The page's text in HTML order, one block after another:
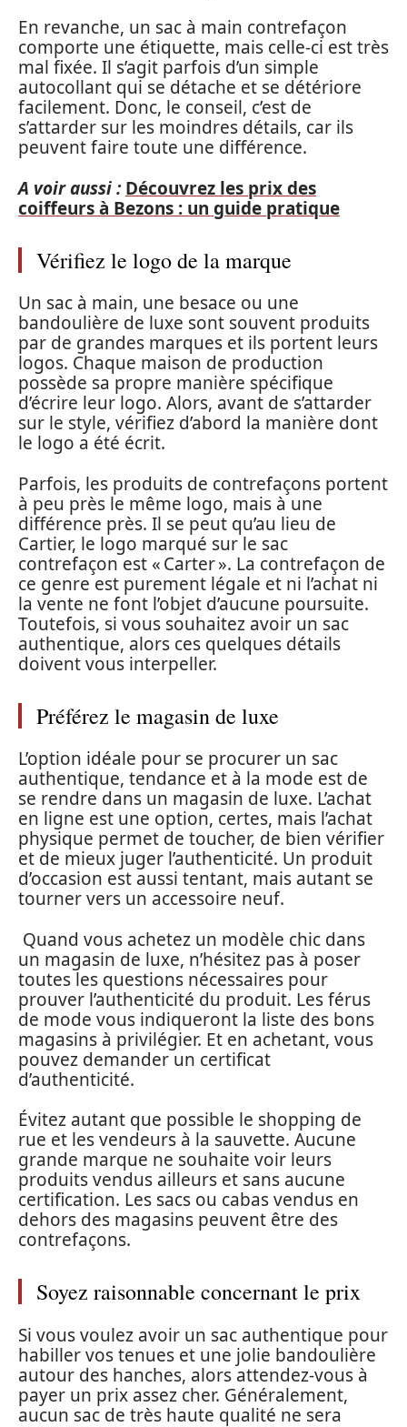
En revanche, un sac à main contrefaçon
comporte une étiquette, mais celle-ci est très
mal fixée. Il s’agit parfois d’un simple
autocollant qui se détache et se détériore
facilement. Donc, le conseil, c’est de
s’attarder sur les moindres détails, car ils
peuvent faire toute une différence.
A voir aussi : Découvrez les prix des
coiffeurs à Bezons : un guide pratique
Vérifiez le logo de la marque
Un sac à main, une besace ou une
bandoulière de luxe sont souvent produits
par de grandes marques et ils portent leurs
logos. Chaque maison de production
possède sa propre manière spécifique
d’écrire leur logo. Alors, avant de s’attarder
sur le style, vérifiez d’abord la manière dont
le logo a été écrit.
Parfois, les produits de contrefaçons portent
à peu près le même logo, mais à une
différence près. Il se peut qu’au lieu de
Cartier, le logo marqué sur le sac
contrefaçon est « Carter ». La contrefaçon de
ce genre est purement légale et ni l’achat ni
la vente ne font l’objet d’aucune poursuite.
Toutefois, si vous souhaitez avoir un sac
authentique, alors ces quelques détails
doivent vous interpeller.
Préférez le magasin de luxe
L’option idéale pour se procurer un sac
authentique, tendance et à la mode est de
se rendre dans un magasin de luxe. L’achat
en ligne est une option, certes, mais l’achat
physique permet de toucher, de bien vérifier
et de mieux juger l’authenticité. Un produit
d’occasion est aussi tentant, mais autant se
tourner vers un accessoire neuf.
Quand vous achetez un modèle chic dans
un magasin de luxe, n’hésitez pas à poser
toutes les questions nécessaires pour
prouver l’authenticité du produit. Les férus
de mode vous indiqueront la liste des bons
magasins à privilégier. Et en achetant, vous
pouvez demander un certificat
d’authenticité.
Évitez autant que possible le shopping de
rue et les vendeurs à la sauvette. Aucune
grande marque ne souhaite voir leurs
produits vendus ailleurs et sans aucune
certification. Les sacs ou cabas vendus en
dehors des magasins peuvent être des
contrefaçons.
Soyez raisonnable concernant le prix
Si vous voulez avoir un sac authentique pour
habiller vos tenues et une jolie bandoulière
autour des hanches, alors attendez-vous à
payer un prix assez cher. Généralement,
aucun sac de très haute qualité ne sera